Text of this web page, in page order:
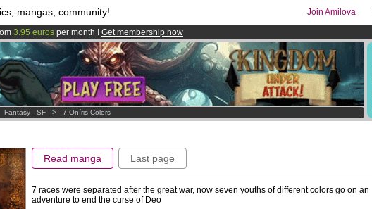
mangas, community! Join Amilova
3.95 euros per month ! Get membership now
and 1000comics & mangas!.
LIVE!.
Fantasy - SF > 7 Oníris Colors
Read manga Last page
7 races were separated after the great war, now seven youths of different colors go on an
adventure to end the curse of Deo